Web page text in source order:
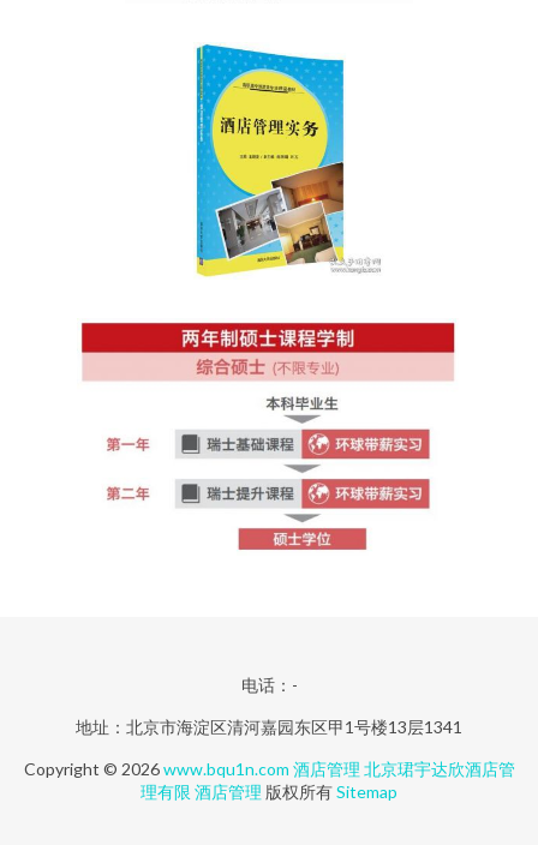
电话：-
地址：北京市海淀区清河嘉园东区甲1号楼13层1341
Copyright © 2026www.bqu1n.com 酒店管理 北京珺宇达欣酒店管
理有限 酒店管理 版权所有Sitemap